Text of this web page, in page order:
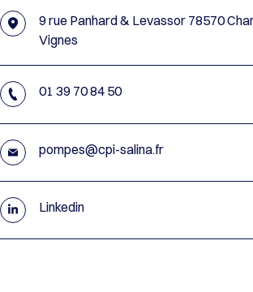
9 rue Panhard & Levassor 78570
Vignes
01 39 70 84 50
pompes@cpi-salina.fr
Linkedin